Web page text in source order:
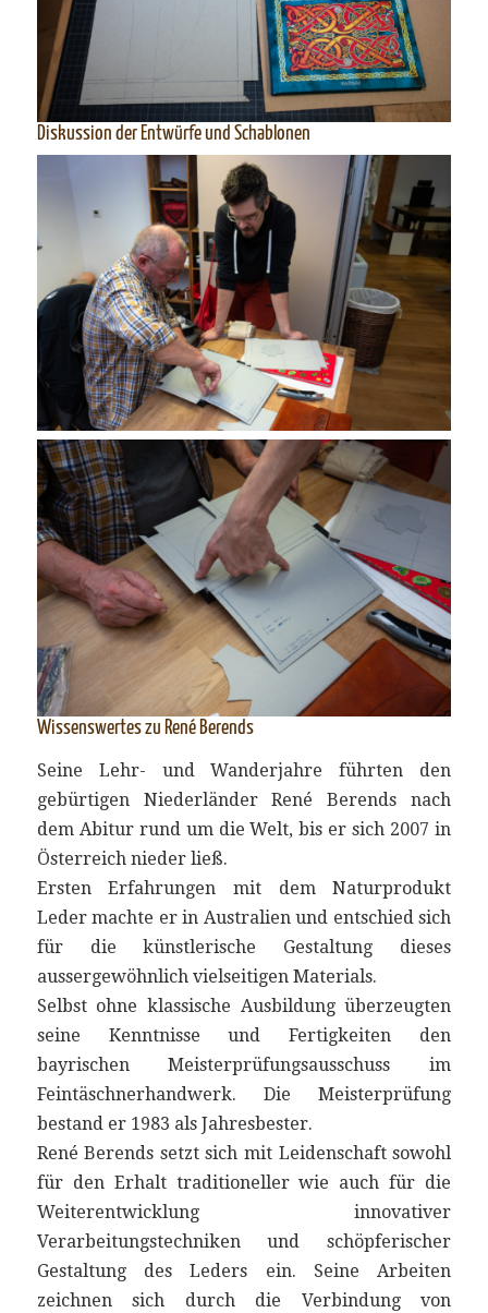
Diskussion der Entwürfe und Schablonen
Wissenswertes zu René Berends
Seine Lehr- und Wanderjahre führten den
gebürtigen Niederländer René Berends nach
dem Abitur rund um die Welt, bis er sich 2007 in
Österreich nieder ließ.
Ersten Erfahrungen mit dem Naturprodukt
Leder machte er in Australien und entschied sich
für die künstlerische Gestaltung dieses
aussergewöhnlich vielseitigen Materials.
Selbst ohne klassische Ausbildung überzeugten
seine Kenntnisse und Fertigkeiten den
bayrischen Meisterprüfungsausschuss im
Feintäschnerhandwerk. Die Meisterprüfung
bestand er 1983 als Jahresbester.
René Berends setzt sich mit Leidenschaft sowohl
für den Erhalt traditioneller wie auch für die
Weiterentwicklung innovativer
Verarbeitungstechniken und schöpferischer
Gestaltung des Leders ein. Seine Arbeiten
zeichnen sich durch die Verbindung von